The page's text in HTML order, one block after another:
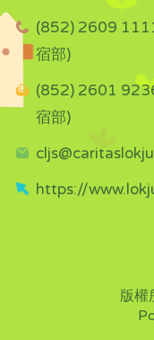
(852) 2609
宿部)
(852) 2601
宿部)
https://
版權